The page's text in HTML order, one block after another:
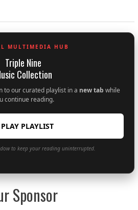
MULTIMEDIA HUB
Triple Nine
Collection
to our curated playlist in a new tab while
continue reading.
PLAYLIST
to keep your reading uninterrupted.
Sponsor